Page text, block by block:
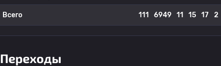
Всего 111 6949 11 15 17 2
Переходы